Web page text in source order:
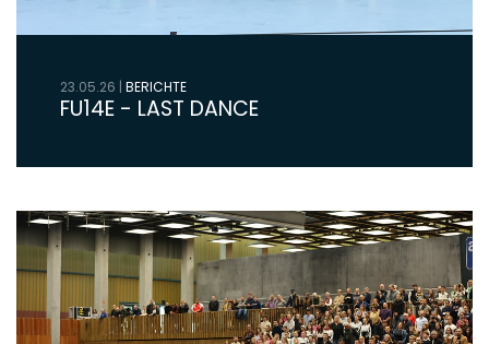
23.05.26 | BERICHTE
FU14E - LAST DANCE